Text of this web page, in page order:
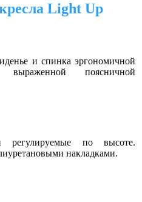
Light Up
и спинка эргономичной
поясничной
регулируемые по высоте.
накладками.